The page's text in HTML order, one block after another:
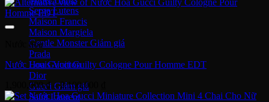
Serge Lutens
Maison Francis
Maison Margiela
Gentle Monster
Prada
Louis Vuitton
Dior
Gucci
Saint Laurent
Nước hoa
Nước Hoa Gucci Guilty Cologne Pour Homme EDT
1,900,000₫ – 2,100,000
giá: